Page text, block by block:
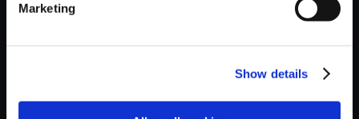
Marketing
Show details
ン ゼロ4 オ....
ライマル オ....
ライマル オ....